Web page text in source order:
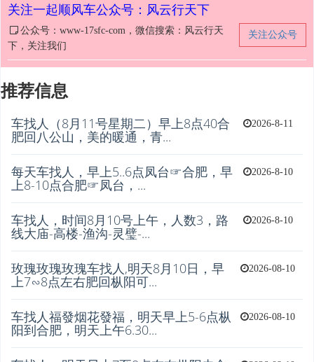
关注一起顺风车公众号：风云行天下
关注公众号
公众号：www-17sfc-com，微信搜索：风云行天
下，关注我们
推荐信息
2026-8-11
车找人（8月11号星期二）早上8点40合
肥回八公山，美的暖通，青...
2026-8-10
每天车找人，早上5..6点凤台☞合肥，早
上8-10点合肥☞凤台，...
2026-8-10
车找人，时间8月10号上午，人数3，路
线大庙-高楼-渔沟-灵璧-...
2026-08-10
玫瑰玫瑰玫瑰车找人,明天8月10日，早
上7∽8点左右️肥回枞阳可...
2026-08-10
车找人福發烟花發福，明天早上5-6点枞
阳到合肥，明天上午6.30...